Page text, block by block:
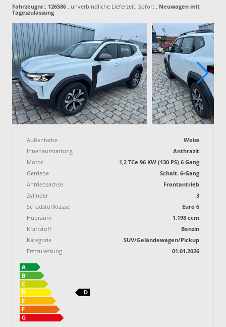
Fahrzeugnr.: 126586 , unverbindliche Lieferzeit: Sofort , Neuwagen mit
Tageszulassung
Außenfarbe
Weiss
Innenausstattung
Anthrazit
Motor
1,2 TCe 96 KW (130 PS) 6 Gang
Getriebe
Schalt. 6-Gang
Antriebsachse
Frontantrieb
Zylinder
3
Schadstoffklasse
Euro 6
Hubraum
1.198 ccm
Kraftstoff
Benzin
Kategorie
SUV/Geländewagen/Pickup
Erstzulassung
01.01.2026